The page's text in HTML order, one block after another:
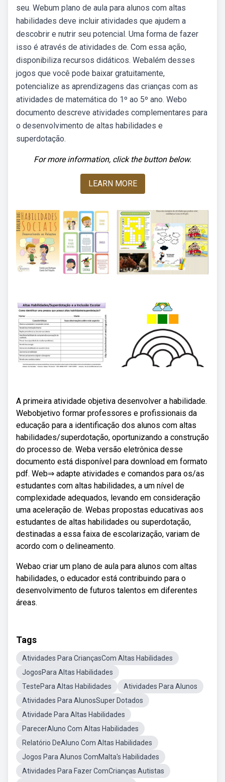
seu. Webum plano de aula para alunos com altas
habilidades deve incluir atividades que ajudem a
descobrir e nutrir seu potencial. Uma forma de fazer
isso é através de atividades de. Com essa ação,
disponibiliza recursos didáticos. Webalém desses
jogos que você pode baixar gratuitamente,
potencialize as aprendizagens das crianças com as
atividades de matemática do 1º ao 5º ano. Webo
documento descreve atividades complementares para
o desenvolvimento de altas habilidades e
superdotação.
For more information, click the button below.
LEARN MORE
A primeira atividade objetiva desenvolver a habilidade.
Webobjetivo formar professores e profissionais da
educação para a identificação dos alunos com altas
habilidades/superdotação, oportunizando a construção
do processo de. Weba versão eletrônica desse
documento está disponível para download em formato
pdf. Web⇒ adapte atividades e comandos para os/as
estudantes com altas habilidades, a um nível de
complexidade adequados, levando em consideração
uma aceleração de. Webas propostas educativas aos
estudantes de altas habilidades ou superdotação,
destinadas a essa faixa de escolarização, variam de
acordo com o delineamento.
Webao criar um plano de aula para alunos com altas
habilidades, o educador está contribuindo para o
desenvolvimento de futuros talentos em diferentes
áreas.
Tags
Atividades Para CriançasCom Altas Habilidades
JogosPara Altas Habilidades
TestePara Altas Habilidades
Atividades Para Alunos
Atividades Para AlunosSuper Dotados
Atividade Para Altas Habilidades
ParecerAluno Com Altas Habilidades
Relatório DeAluno Com Altas Habilidades
Jogos Para Alunos ComMalta's Habilidades
Atividades Para Fazer ComCrianças Autistas